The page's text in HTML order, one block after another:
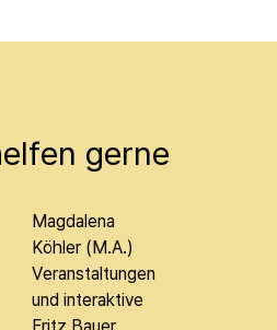
gerne
Magdalena
Köhler (M.A.)
Veranstaltungen
und interaktive